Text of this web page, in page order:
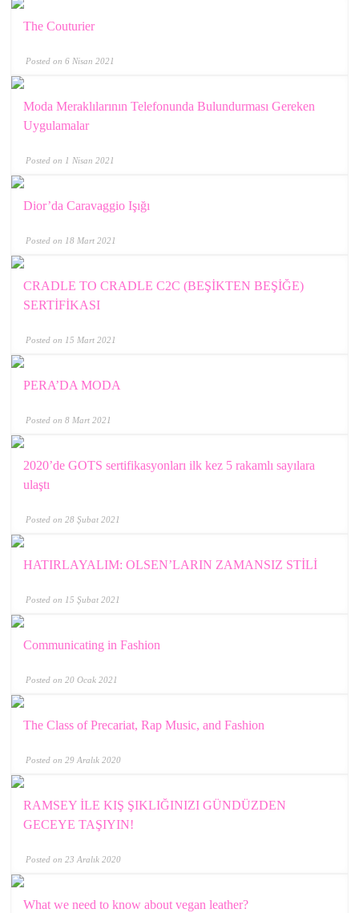
The Couturier
Posted on 6 Nisan 2021
Moda Meraklılarının Telefonunda Bulundurması Gereken
Uygulamalar
Posted on 1 Nisan 2021
Dior’da Caravaggio Işığı
Posted on 18 Mart 2021
CRADLE TO CRADLE C2C (BEŞİKTEN BEŞİĞE)
SERTİFİKASI
Posted on 15 Mart 2021
PERA’DA MODA
Posted on 8 Mart 2021
2020’de GOTS sertifikasyonları ilk kez 5 rakamlı sayılara
ulaştı
Posted on 28 Şubat 2021
HATIRLAYALIM: OLSEN’LARIN ZAMANSIZ STİLİ
Posted on 15 Şubat 2021
Communicating in Fashion
Posted on 20 Ocak 2021
The Class of Precariat, Rap Music, and Fashion
Posted on 29 Aralık 2020
RAMSEY İLE KIŞ ŞIKLIĞINIZI GÜNDÜZDEN
GECEYE TAŞIYIN!
Posted on 23 Aralık 2020
What we need to know about vegan leather?